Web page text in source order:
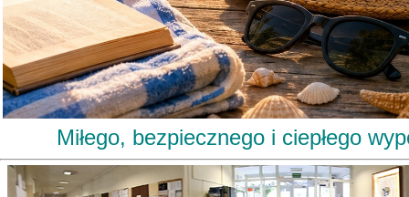
Miłego, bezpiecznego i ciepłego